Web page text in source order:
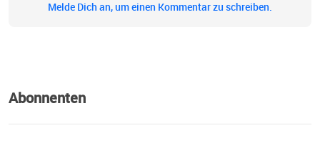
Melde Dich an, um einen Kommentar zu schreiben.
Abonnenten